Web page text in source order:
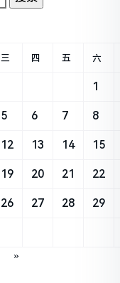
»
三 四 五 六
1
5 6 7 8
12 13 14 15
19 20 21 22
26 27 28 29